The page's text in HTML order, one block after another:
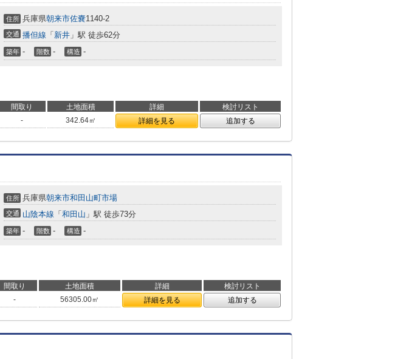
住所 兵庫県朝来市佐嚢1140-2
交通 播但線 「 新井 」駅 徒歩62分
築年 - 階数 - 構造 -
間取り 土地面積 詳細
検討リスト
- 342.64㎡ 詳細を見る 追加する
住所 兵庫県朝来市和田山町市場
交通 山陰本線 「 和田山 」駅 徒歩73分
築年 - 階数 - 構造 -
間取り 土地面積 詳細
検討リスト
- 56305.00㎡ 詳細を見る 追加する